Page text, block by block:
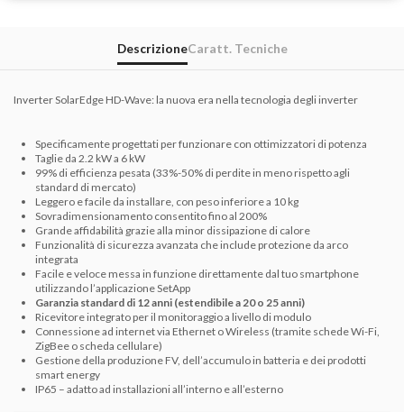
DescrizioneCaratt. Tecniche
Inverter SolarEdge HD-Wave: la nuova era nella tecnologia degli inverter
Specificamente progettati per funzionare con ottimizzatori di potenza
Taglie da 2.2 kW a 6 kW
99% di efficienza pesata (33%-50% di perdite in meno rispetto agli
standard di mercato)
Leggero e facile da installare, con peso inferiore a 10 kg
Sovradimensionamento consentito fino al 200%
Grande affidabilità grazie alla minor dissipazione di calore
Funzionalità di sicurezza avanzata che include protezione da arco
integrata
Facile e veloce messa in funzione direttamente dal tuo smartphone
utilizzando l’applicazione SetApp
Garanzia standard di 12 anni (estendibile a 20 o 25 anni)
Ricevitore integrato per il monitoraggio a livello di modulo
Connessione ad internet via Ethernet o Wireless (tramite schede Wi-Fi,
ZigBee o scheda cellulare)
Gestione della produzione FV, dell’accumulo in batteria e dei prodotti
smart energy
IP65 – adatto ad installazioni all’interno e all’esterno